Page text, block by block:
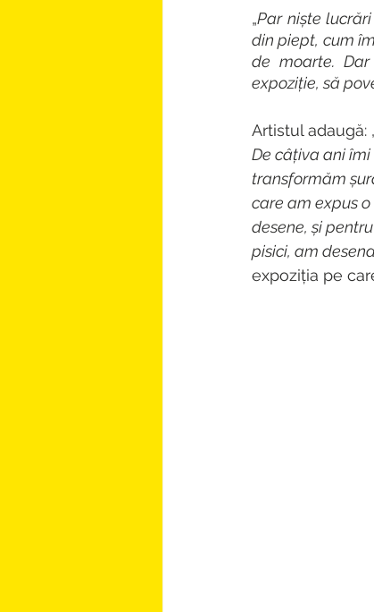
„Par niște
din piept, cum
de moarte.
expoziție, să
Artistul adaugă:
De câțiva ani îmi
transformăm
care am expus
desene, și
pisici, am
expoziția pe